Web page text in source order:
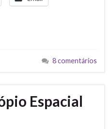
8 comentários
Espacial